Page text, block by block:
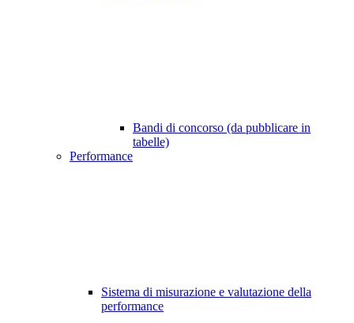
Bandi di concorso (da pubblicare in
tabelle)
Performance
Sistema di misurazione e valutazione della
performance